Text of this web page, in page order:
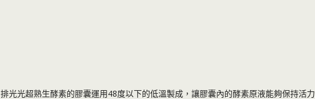
排光光超熟生酵素的膠囊運用48度以下的低溫製成，讓膠囊內的酵素原液能夠保持活力